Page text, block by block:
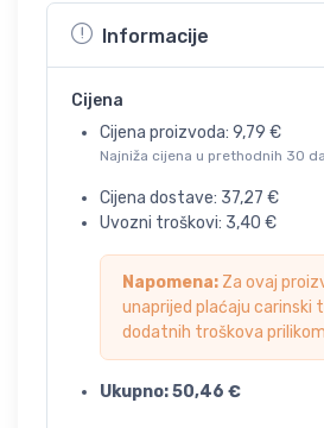
Informacije
Cijena
Cijena proizvoda: 9,79 €
Najniža cijena u prethodnih 30
Cijena dostave: 37,27 €
Uvozni troškovi: 3,40 €
Napomena: Za ovaj
unaprijed plaćaju carinski
dodatnih troškova
Ukupno:50,46 €